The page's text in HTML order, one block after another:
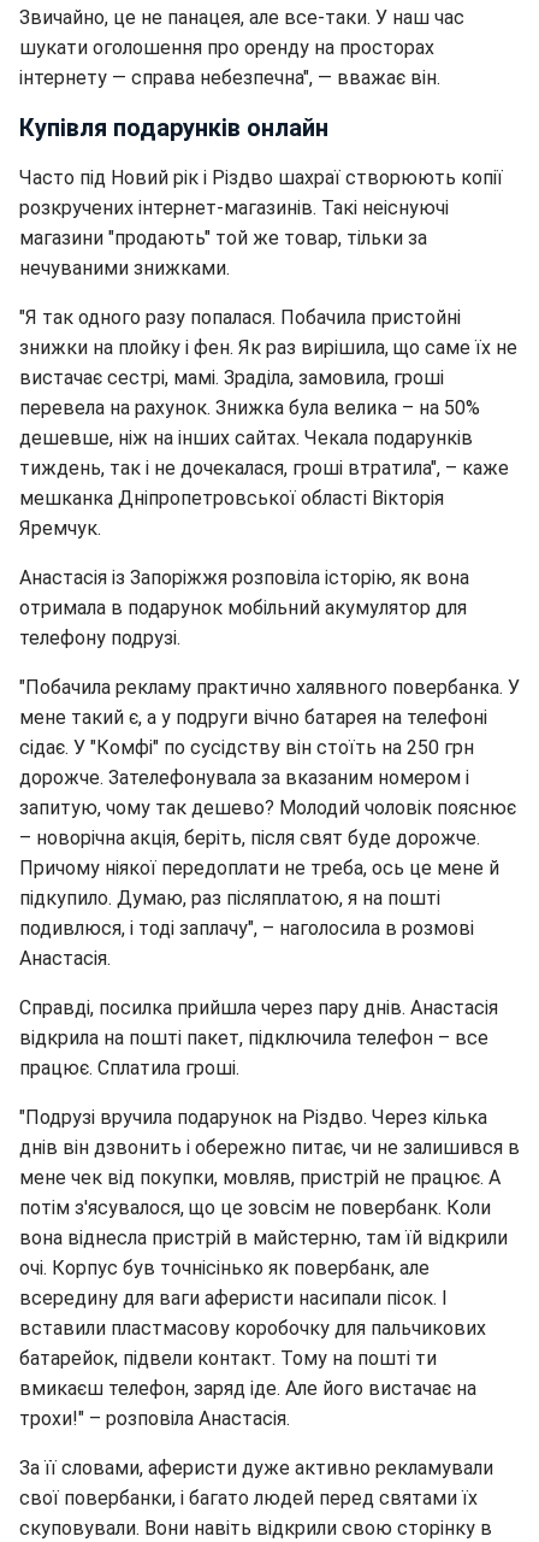
Звичайно, це не панацея, але все-таки. У наш час
шукати оголошення про оренду на просторах
інтернету — справа небезпечна", — вважає він.
Купівля подарунків онлайн
Часто під Новий рік і Різдво шахраї створюють копії
розкручених інтернет-магазинів. Такі неіснуючі
магазини "продають" той же товар, тільки за
нечуваними знижками.
"Я так одного разу попалася. Побачила пристойні
знижки на плойку і фен. Як раз вирішила, що саме їх не
вистачає сестрі, мамі. Зраділа, замовила, гроші
перевела на рахунок. Знижка була велика – на 50%
дешевше, ніж на інших сайтах. Чекала подарунків
тиждень, так і не дочекалася, гроші втратила", – каже
мешканка Дніпропетровської області Вікторія
Яремчук.
Анастасія із Запоріжжя розповіла історію, як вона
отримала в подарунок мобільний акумулятор для
телефону подрузі.
"Побачила рекламу практично халявного повербанка. У
мене такий є, а у подруги вічно батарея на телефоні
сідає. У "Комфі" по сусідству він стоїть на 250 грн
дорожче. Зателефонувала за вказаним номером і
запитую, чому так дешево? Молодий чоловік пояснює
– новорічна акція, беріть, після свят буде дорожче.
Причому ніякої передоплати не треба, ось це мене й
підкупило. Думаю, раз післяплатою, я на пошті
подивлюся, і тоді заплачу", – наголосила в розмові
Анастасія.
Справді, посилка прийшла через пару днів. Анастасія
відкрила на пошті пакет, підключила телефон – все
працює. Сплатила гроші.
"Подрузі вручила подарунок на Різдво. Через кілька
днів він дзвонить і обережно питає, чи не залишився в
мене чек від покупки, мовляв, пристрій не працює. А
потім з'ясувалося, що це зовсім не повербанк. Коли
вона віднесла пристрій в майстерню, там їй відкрили
очі. Корпус був точнісінько як повербанк, але
всередину для ваги аферисти насипали пісок. І
вставили пластмасову коробочку для пальчикових
батарейок, підвели контакт. Тому на пошті ти
вмикаєш телефон, заряд іде. Але його вистачає на
трохи!" – розповіла Анастасія.
За її словами, аферисти дуже активно рекламували
свої повербанки, і багато людей перед святами їх
скуповували. Вони навіть відкрили свою сторінку в